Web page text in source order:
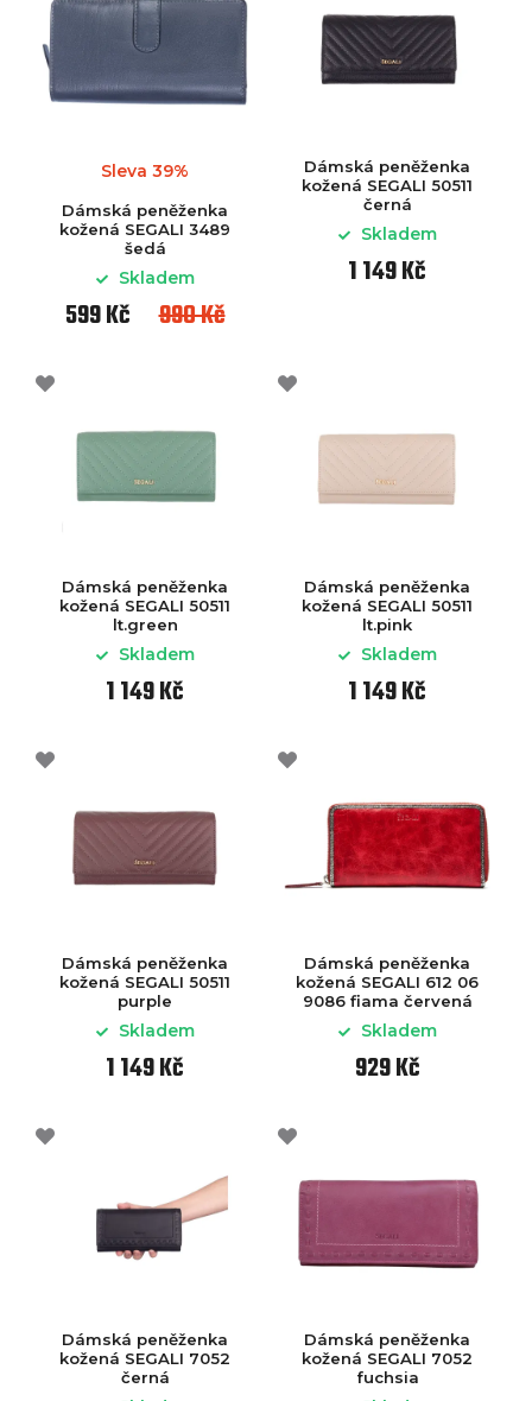
Sleva 39%
Dámská peněženka
kožená SEGALI 3489
šedá
Skladem
599 Kč 990 Kč
Dámská peněženka
kožená SEGALI 50511
černá
Skladem
1 149 Kč
Dámská peněženka
kožená SEGALI 50511
lt.green
Skladem
1 149 Kč
Dámská peněženka
kožená SEGALI 50511
lt.pink
Skladem
1 149 Kč
Dámská peněženka
kožená SEGALI 50511
purple
Skladem
1 149 Kč
Dámská peněženka
kožená SEGALI 612 06
9086 fiama červená
Skladem
929 Kč
Dámská peněženka
kožená SEGALI 7052
černá
Dámská peněženka
kožená SEGALI 7052
fuchsia